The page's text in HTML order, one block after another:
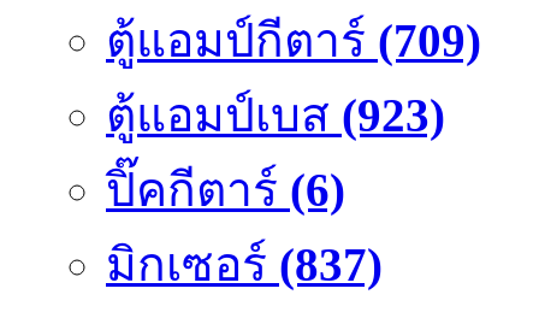
ตู้แอมป์กีตาร์ (709)
ตู้แอมป์เบส (923)
ปิ๊คกีตาร์ (6)
มิกเซอร์ (837)